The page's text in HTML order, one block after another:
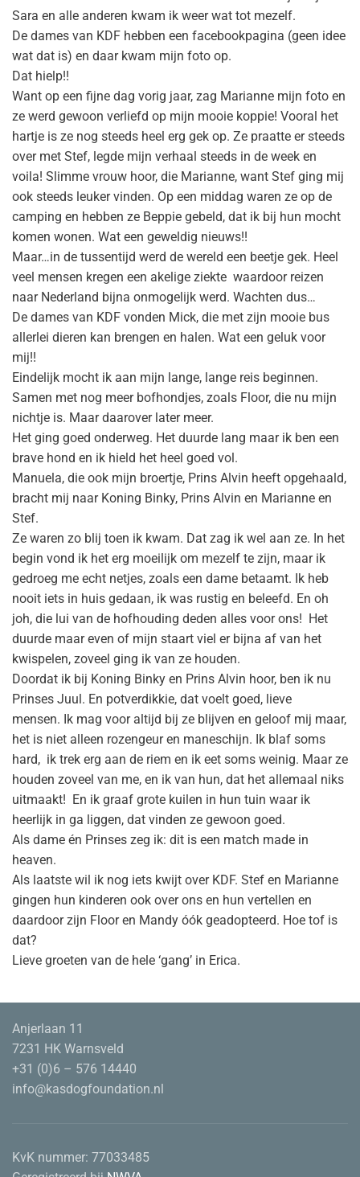
Sara en alle anderen kwam ik weer wat tot mezelf.
De dames van KDF hebben een facebookpagina (geen idee
wat dat is) en daar kwam mijn foto op.
Dat hielp!!
Want op een fijne dag vorig jaar, zag Marianne mijn foto en
ze werd gewoon verliefd op mijn mooie koppie! Vooral het
hartje is ze nog steeds heel erg gek op. Ze praatte er steeds
over met Stef, legde mijn verhaal steeds in de week en
voila! Slimme vrouw hoor, die Marianne, want Stef ging mij
ook steeds leuker vinden. Op een middag waren ze op de
camping en hebben ze Beppie gebeld, dat ik bij hun mocht
komen wonen. Wat een geweldig nieuws!!
Maar…in de tussentijd werd de wereld een beetje gek. Heel
veel mensen kregen een akelige ziekte waardoor reizen
naar Nederland bijna onmogelijk werd. Wachten dus…
De dames van KDF vonden Mick, die met zijn mooie bus
allerlei dieren kan brengen en halen. Wat een geluk voor
mij!!
Eindelijk mocht ik aan mijn lange, lange reis beginnen.
Samen met nog meer bofhondjes, zoals Floor, die nu mijn
nichtje is. Maar daarover later meer.
Het ging goed onderweg. Het duurde lang maar ik ben een
brave hond en ik hield het heel goed vol.
Manuela, die ook mijn broertje, Prins Alvin heeft opgehaald,
bracht mij naar Koning Binky, Prins Alvin en Marianne en
Stef.
Ze waren zo blij toen ik kwam. Dat zag ik wel aan ze. In het
begin vond ik het erg moeilijk om mezelf te zijn, maar ik
gedroeg me echt netjes, zoals een dame betaamt. Ik heb
nooit iets in huis gedaan, ik was rustig en beleefd. En oh
joh, die lui van de hofhouding deden alles voor ons! Het
duurde maar even of mijn staart viel er bijna af van het
kwispelen, zoveel ging ik van ze houden.
Doordat ik bij Koning Binky en Prins Alvin hoor, ben ik nu
Prinses Juul. En potverdikkie, dat voelt goed, lieve
mensen. Ik mag voor altijd bij ze blijven en geloof mij maar,
het is niet alleen rozengeur en maneschijn. Ik blaf soms
hard, ik trek erg aan de riem en ik eet soms weinig. Maar ze
houden zoveel van me, en ik van hun, dat het allemaal niks
uitmaakt! En ik graaf grote kuilen in hun tuin waar ik
heerlijk in ga liggen, dat vinden ze gewoon goed.
Als dame én Prinses zeg ik: dit is een match made in
heaven.
Als laatste wil ik nog iets kwijt over KDF. Stef en Marianne
gingen hun kinderen ook over ons en hun vertellen en
daardoor zijn Floor en Mandy óók geadopteerd. Hoe tof is
dat?
Lieve groeten van de hele ‘gang’ in Erica.
Anjerlaan 11
7231 HK Warnsveld
+31 (0)6 – 576 14440
info@kasdogfoundation.nl
KvK nummer: 77033485